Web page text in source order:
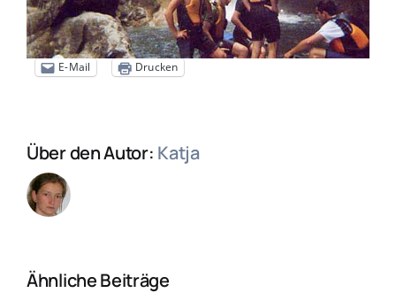
E-Mail Drucken
Über den Autor: Katja
Ähnliche Beiträge